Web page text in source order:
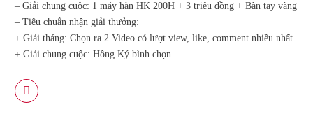
– Giải chung cuộc: 1 máy hàn HK 200H + 3 triệu đồng + Bàn tay vàng
– Tiêu chuẩn nhận giải thưởng:
+ Giải tháng: Chọn ra 2 Video có lượt view, like, comment nhiều nhất
+ Giải chung cuộc: Hồng Ký bình chọn